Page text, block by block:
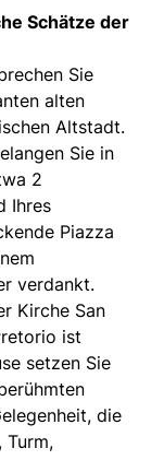
Schätze der
Sie
alten
Altstadt.
Sie in
2
Ihres
Piazza
verdankt.
Kirche San
ist
setzen Sie
die
Turm,